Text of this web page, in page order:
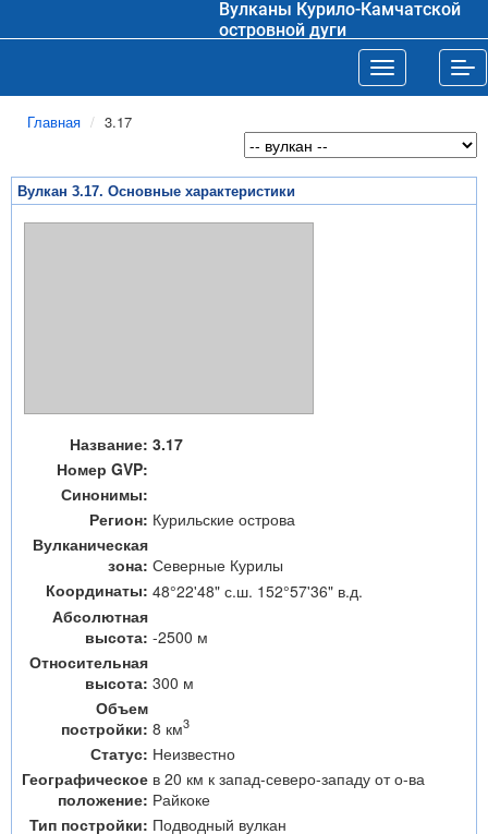
Вулканы Курило-Камчатской
островной дуги
Toggle
Главная 3.17
Вулкан 3.17. Основные характеристики
Название: 3.17
Номер GVP:
Синонимы:
Регион: Курильские острова
Вулканическая
зона: Северные Курилы
Координаты: 48°22'48" с.ш. 152°57'36" в.д.
Абсолютная
высота: -2500 м
Относительная
высота: 300 м
Объем
постройки: 8 км3
Статус: Неизвестно
Географическое
положение:
в 20 км к запад-северо-западу от о-ва
Райкоке
Тип постройки: Подводный вулкан